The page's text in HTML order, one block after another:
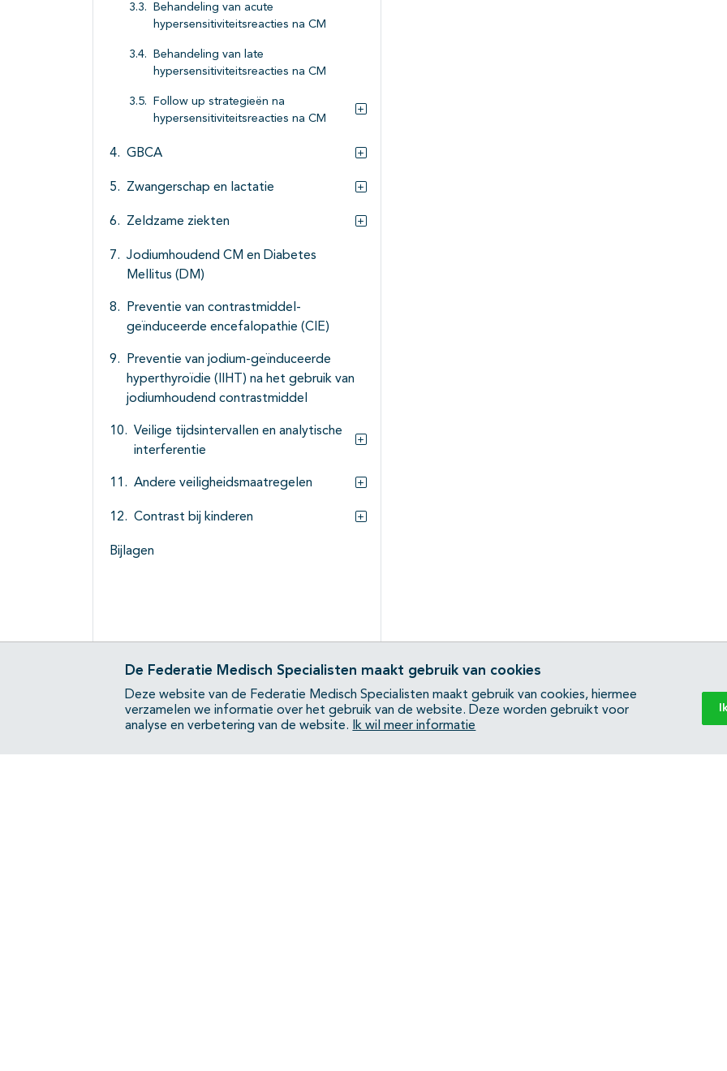
Behandeling van acute
hypersensitiviteitsreacties na CM
Behandeling van late
hypersensitiviteitsreacties na CM
Follow up strategieën na
hypersensitiviteitsreacties na CM
GBCA
Zwangerschap en lactatie
Zeldzame ziekten
Jodiumhoudend CM en Diabetes
Mellitus (DM)
Preventie van contrastmiddel-
geïnduceerde encefalopathie (CIE)
Preventie van jodium-geïnduceerde
hyperthyroïdie (IIHT) na het gebruik van
jodiumhoudend contrastmiddel
Veilige tijdsintervallen en analytische
interferentie
Andere veiligheidsmaatregelen
Contrast bij kinderen
Bijlagen
De Federatie Medisch Specialisten maakt gebruik van cookies
Deze website van de Federatie Medisch Specialisten maakt gebruik van cookies, hiermee
verzamelen we informatie over het gebruik van de website. Deze worden gebruikt voor
analyse en verbetering van de website.
Ik wil meer informatie